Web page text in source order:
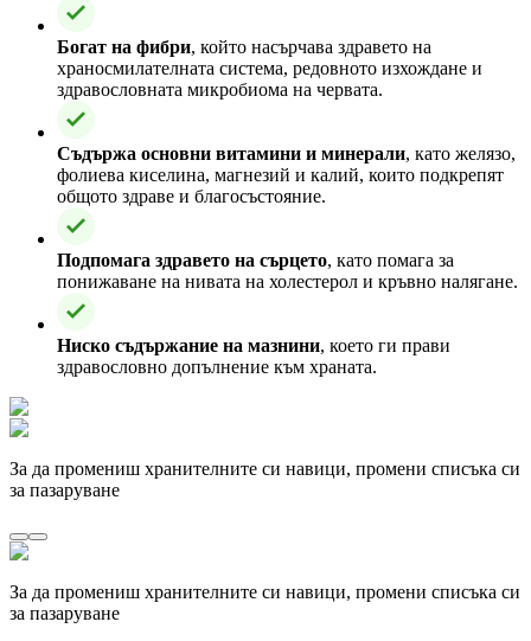
Богат на фибри, който насърчава здравето на
храносмилателната система, редовното изхождане и
здравословната микробиома на червата.
Съдържа основни витамини и минерали, като желязо,
фолиева киселина, магнезий и калий, които подкрепят
общото здраве и благосъстояние.
Подпомага здравето на сърцето, като помага за
понижаване на нивата на холестерол и кръвно налягане.
Ниско съдържание на мазнини, което ги прави
здравословно допълнение към храната.
За да промениш хранителните си навици, промени списъка си
за пазаруване
За да промениш хранителните си навици, промени списъка си
за пазаруване